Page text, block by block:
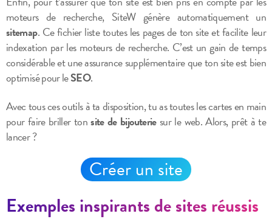
moteurs de recherche, SiteW génère automatiquement un
sitemap. Ce fichier liste toutes les pages de ton site et facilite leur
indexation par les moteurs de recherche. C’est un gain de temps
considérable et une assurance supplémentaire que ton site est bien
optimisé pour leSEO.
Avec tous ces outils à ta disposition, tu as toutes les cartes en main
pour faire briller tonsite de bijouteriesur le web. Alors, prêt à te
lancer ?
Créer un site
Exemples inspirants de sites réussis